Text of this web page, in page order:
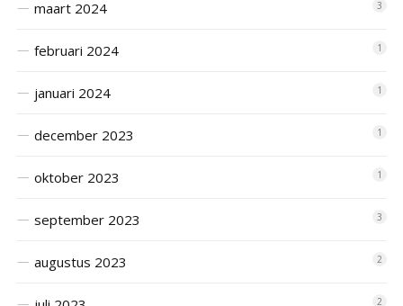
maart 2024 3
februari 2024 1
januari 2024 1
december 2023 1
oktober 2023 1
september 2023 3
augustus 2023 2
2